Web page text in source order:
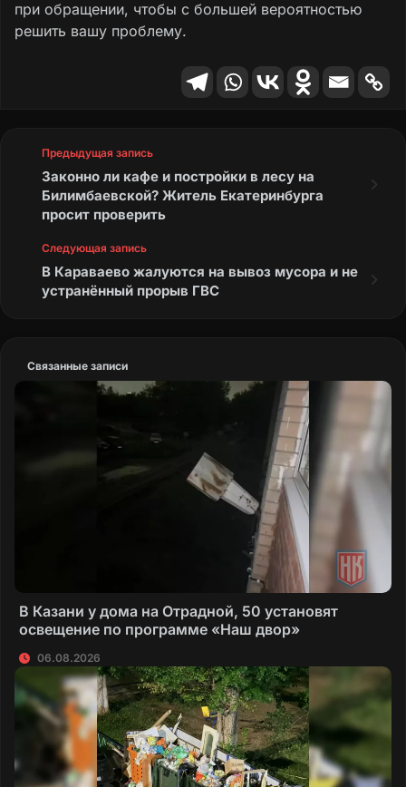
при обращении, чтобы с большей вероятностью
решить вашу проблему.
Предыдущая запись
Законно ли кафе и постройки в лесу на
Билимбаевской? Житель Екатеринбурга
просит проверить
Следующая запись
В Караваево жалуются на вывоз мусора и не
устранённый прорыв ГВС
Связанные записи
В Казани у дома на Отрадной, 50 установят
освещение по программе «Наш двор»
06.08.2026